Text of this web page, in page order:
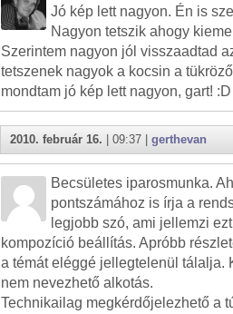
Jó kép lett nagyon. Én is
Nagyon tetszik ahogy
Szerintem nagyon jól visszaadtad
tetszenek nagyok a kocsin a
mondtam jó kép lett nagyon, gart! :D
2010. február 16. | 09:37 | gerthevan
Becsületes iparosmunka.
pontszámához is írja a
legjobb szó, ami jellemzi
kompozíció beállítás. Apróbb
a témát eléggé jellegtelenül tálalja.
nem nevezhető alkotás.
Technikailag megkérdőjelezhető a